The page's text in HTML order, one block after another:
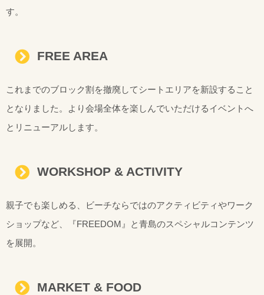
す。
FREE AREA
これまでのブロック割を撤廃してシートエリアを新設すること
となりました。より会場全体を楽しんでいただけるイベントへ
とリニューアルします。
WORKSHOP & ACTIVITY
親子でも楽しめる、ビーチならではのアクティビティやワーク
ショップなど、『FREEDOM』と青島のスペシャルコンテンツ
を展開。
MARKET & FOOD